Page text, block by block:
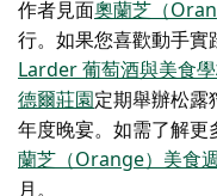
作者見面奧蘭芝（
行。如果您喜歡動手實
Larder 葡萄酒與美食
德爾莊園定期舉辦松露
年度晚宴。如需了解更
蘭芝（Orange）美食週
月。